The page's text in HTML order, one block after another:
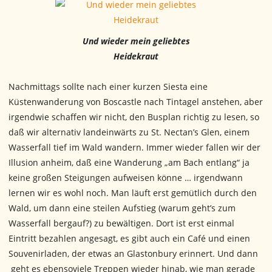
Und wieder mein geliebtes
Heidekraut
Nachmittags sollte nach einer kurzen Siesta eine
Küstenwanderung von Boscastle nach Tintagel anstehen, aber
irgendwie schaffen wir nicht, den Busplan richtig zu lesen, so
daß wir alternativ landeinwärts zu St. Nectan’s Glen, einem
Wasserfall tief im Wald wandern. Immer wieder fallen wir der
Illusion anheim, daß eine Wanderung „am Bach entlang“ ja
keine großen Steigungen aufweisen könne … irgendwann
lernen wir es wohl noch. Man läuft erst gemütlich durch den
Wald, um dann eine steilen Aufstieg (warum geht’s zum
Wasserfall bergauf?) zu bewältigen. Dort ist erst einmal
Eintritt bezahlen angesagt, es gibt auch ein Café und einen
Souvenirladen, der etwas an Glastonbury erinnert. Und dann
geht es ebensoviele Treppen wieder hinab, wie man gerade